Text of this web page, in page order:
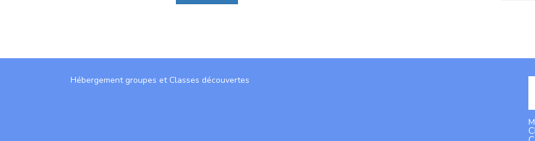
Hébergement groupes et Classes découvertes